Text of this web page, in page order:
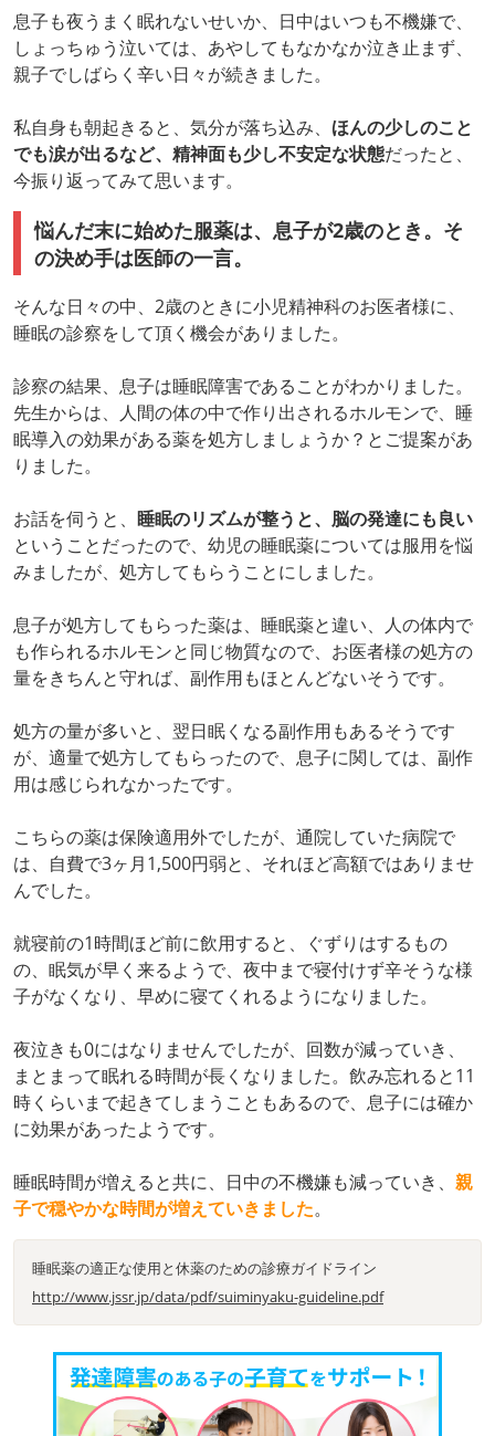
息子も夜うまく眠れないせいか、日中はいつも不機嫌で、
しょっちゅう泣いては、あやしてもなかなか泣き止まず、
親子でしばらく辛い日々が続きました。
私自身も朝起きると、気分が落ち込み、 ほんの少しのこと
でも涙が出るなど、精神面も少し不安定な状態だったと、
今振り返ってみて思います。
悩んだ末に始めた服薬は、息子が2歳のとき。そ
の決め手は医師の一言。
そんな日々の中、2歳のときに小児精神科のお医者様に、
睡眠の診察をして頂く機会がありました。
診察の結果、息子は睡眠障害であることがわかりました。
先生からは、人間の体の中で作り出されるホルモンで、睡
眠導入の効果がある薬を処方しましょうか？とご提案があ
りました。
お話を伺うと、 睡眠のリズムが整うと、脳の発達にも良い
ということだったので、幼児の睡眠薬については服用を悩
みましたが、処方してもらうことにしました。
息子が処方してもらった薬は、睡眠薬と違い、人の体内で
も作られるホルモンと同じ物質なので、お医者様の処方の
量をきちんと守れば、副作用もほとんどないそうです。
処方の量が多いと、翌日眠くなる副作用もあるそうです
が、適量で処方してもらったので、息子に関しては、副作
用は感じられなかったです。
こちらの薬は保険適用外でしたが、通院していた病院で
は、自費で3ヶ月1,500円弱と、それほど高額ではありませ
んでした。
就寝前の1時間ほど前に飲用すると、ぐずりはするもの
の、眠気が早く来るようで、夜中まで寝付けず辛そうな様
子がなくなり、早めに寝てくれるようになりました。
夜泣きも0にはなりませんでしたが、回数が減っていき、
まとまって眠れる時間が長くなりました。飲み忘れると11
時くらいまで起きてしまうこともあるので、息子には確か
に効果があったようです。
睡眠時間が増えると共に、日中の不機嫌も減っていき、 親
子で穏やかな時間が増えていきました。
睡眠薬の適正な使⽤と休薬のための診療ガイドライン
http://www.jssr.jp/data/pdf/suiminyaku-guideline.pdf